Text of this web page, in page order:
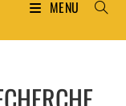
MENU